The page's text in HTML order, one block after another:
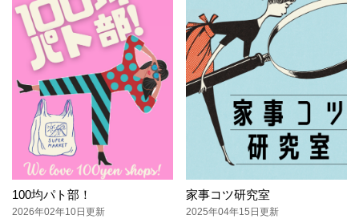
100均パト部！
2026年02年10日更新
家事コツ研究室
2025年04年15日更新